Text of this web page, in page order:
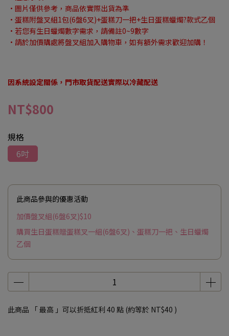
·圖片僅供參考，商品依實際出貨為準
·蛋糕附盤叉組1包(6盤6叉)+蛋糕刀一把+生日蛋糕蠟燭?款式乙個
·若您有生日蠟燭數字需求，請備註0~9數字
·請於加價購處將盤叉組加入購物車，如有額外需求歡迎加購！
因系統設定關係，門市取貨配送實際以冷藏配送
NT$800
規格
6吋
此商品參與的優惠活動
加價盤叉組(6盤6叉)$10
購買生日蛋糕贈蛋糕叉一組(6盤6叉)、蛋糕刀一把、生日蠟燭
乙個
此商品 「 最高 」可以折抵紅利 40 點 (約等於 NT$40 )